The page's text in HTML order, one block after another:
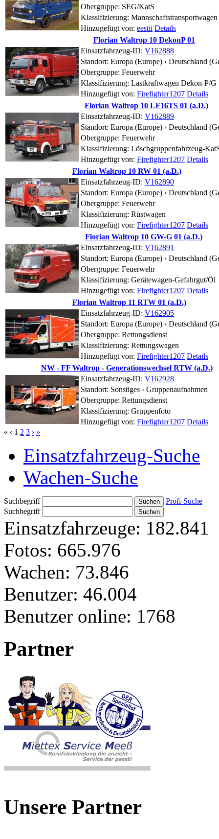
Obergruppe: SEG/KatS
Klassifizierung: Mannschaftstransportwagen
Hinzugefügt von: eestii Details
Florian Waltrop 10 DekonP 01
Einsatzfahrzeug-ID: V162888
Standort: Europa (Europe) › Deutschland
Obergruppe: Feuerwehr
Klassifizierung: Lastkraftwagen Dekon-P/G
Hinzugefügt von: Firefighter1207 Details
Florian Waltrop 10 LF16TS 01 (a.D.)
Einsatzfahrzeug-ID: V162889
Standort: Europa (Europe) › Deutschland
Obergruppe: Feuerwehr
Klassifizierung: Löschgruppenfahrzeug-
Hinzugefügt von: Firefighter1207 Details
Florian Waltrop 10 RW 01 (a.D.)
Einsatzfahrzeug-ID: V162890
Standort: Europa (Europe) › Deutschland
Obergruppe: Feuerwehr
Klassifizierung: Rüstwagen
Hinzugefügt von: Firefighter1207 Details
Florian Waltrop 10 GW-G 01 (a.D.)
Einsatzfahrzeug-ID: V162891
Standort: Europa (Europe) › Deutschland
Obergruppe: Feuerwehr
Klassifizierung: Gerätewagen-Gefahrgut/Öl
Hinzugefügt von: Firefighter1207 Details
Florian Waltrop 11 RTW 01 (a.D.)
Einsatzfahrzeug-ID: V162905
Standort: Europa (Europe) › Deutschland
Obergruppe: Rettungsdienst
Klassifizierung: Rettungswagen
Hinzugefügt von: Firefighter1207 Details
NW - FF Waltrop - Generationswechsel RTW (a.D.)
Einsatzfahrzeug-ID: V162928
Standort: Sonstiges › Gruppenaufnahmen
Obergruppe: Rettungsdienst
Klassifizierung: Gruppenfoto
Hinzugefügt von: Firefighter1207 Details
« ‹ 1 2 3 › »
Einsatzfahrzeug-Suche
Wachen-Suche
Suchbegriff
Profi-Suche
Suchbegriff
Einsatzfahrzeuge: 182.841
Fotos: 665.976
Wachen: 73.846
Benutzer: 46.004
Benutzer online: 1768
Partner
Unsere Partner